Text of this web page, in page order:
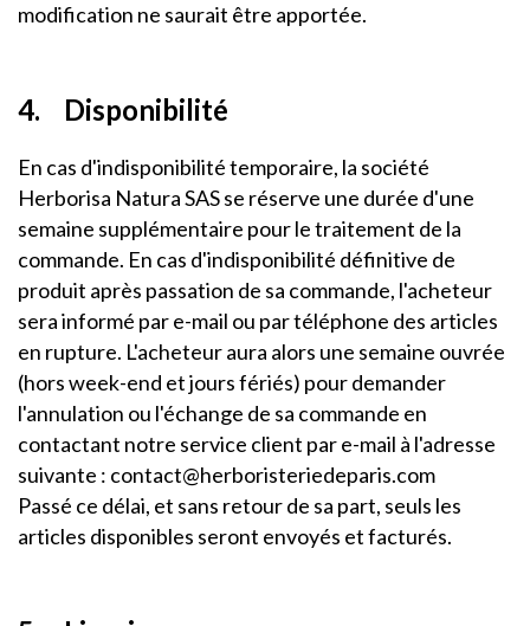
modification ne saurait être apportée.
4. Disponibilité
En cas d'indisponibilité temporaire, la société
Herborisa Natura SAS se réserve une durée d'une
semaine supplémentaire pour le traitement de la
commande. En cas d'indisponibilité définitive de
produit après passation de sa commande, l'acheteur
sera informé par e-mail ou par téléphone des articles
en rupture. L'acheteur aura alors une semaine ouvrée
(hors week-end et jours fériés) pour demander
l'annulation ou l'échange de sa commande en
contactant notre service client par e-mail à l'adresse
suivante : contact@herboristeriedeparis.com
Passé ce délai, et sans retour de sa part, seuls les
articles disponibles seront envoyés et facturés.